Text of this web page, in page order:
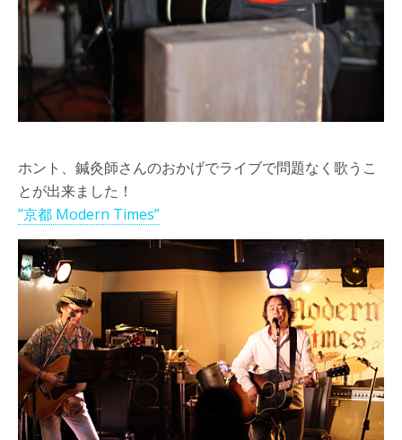
ホント、鍼灸師さんのおかげでライブで問題なく歌うこ
とが出来ました！
”京都 Modern Times”